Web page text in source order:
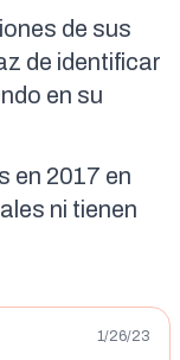
de sus
de identificar
en su
en 2017 en
ni tienen
1/26/23